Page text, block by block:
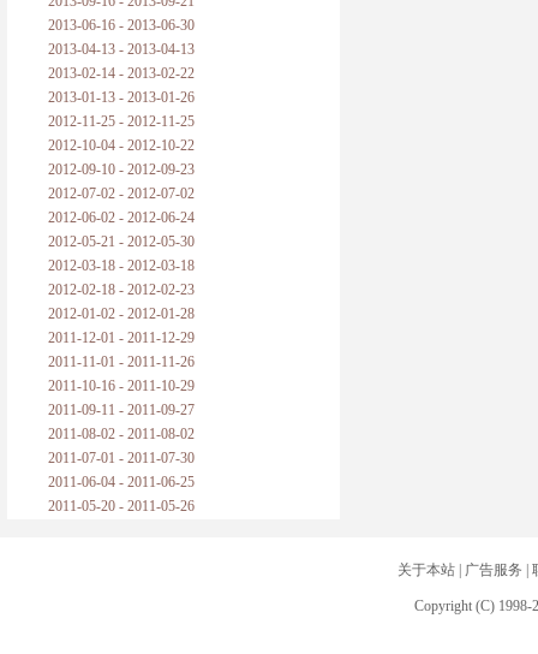
2013-06-16 - 2013-06-30
2013-04-13 - 2013-04-13
2013-02-14 - 2013-02-22
2013-01-13 - 2013-01-26
2012-11-25 - 2012-11-25
2012-10-04 - 2012-10-22
2012-09-10 - 2012-09-23
2012-07-02 - 2012-07-02
2012-06-02 - 2012-06-24
2012-05-21 - 2012-05-30
2012-03-18 - 2012-03-18
2012-02-18 - 2012-02-23
2012-01-02 - 2012-01-28
2011-12-01 - 2011-12-29
2011-11-01 - 2011-11-26
2011-10-16 - 2011-10-29
2011-09-11 - 2011-09-27
2011-08-02 - 2011-08-02
2011-07-01 - 2011-07-30
2011-06-04 - 2011-06-25
2011-05-20 - 2011-05-26
关于本站| 广告服务
Copyright (C) 1998-